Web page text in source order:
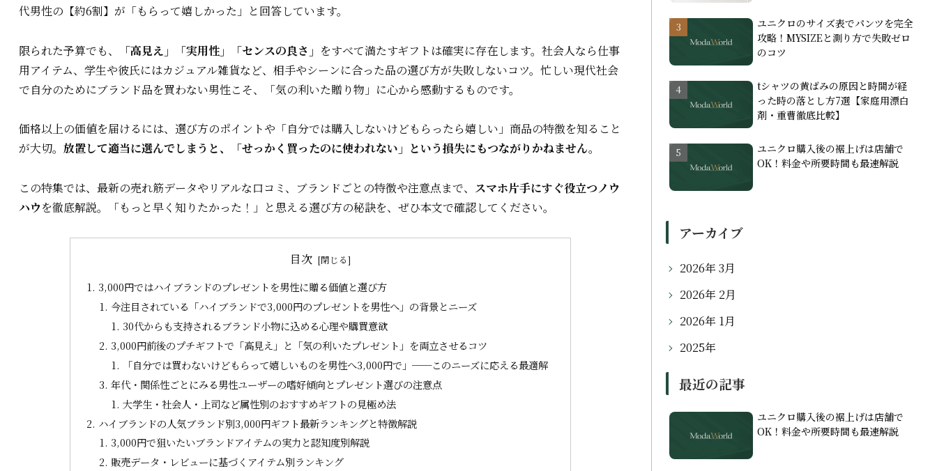
代男性の【約6割】が「もらって嬉しかった」と回答しています。
限られた予算でも、 「高見え」「実用性」「センスの良さ」 をすべて満たすギフトは確実に存在します。社会人なら仕事
用アイテム、学生や彼氏にはカジュアル雑貨など、相手やシーンに合った品の選び方が失敗しないコツ。忙しい現代社会
で自分のためにブランド品を買わない男性こそ、「気の利いた贈り物」に心から感動するものです。
価格以上の価値を届けるには、選び方のポイントや「自分では購入しないけどもらったら嬉しい」商品の特徴を知ること
が大切。 放置して適当に選んでしまうと、「せっかく買ったのに使われない」という損失にもつながりかねません。
この特集では、最新の売れ筋データやリアルな口コミ、ブランドごとの特徴や注意点まで、 スマホ片手にすぐ役立つノウ
ハウを徹底解説。「もっと早く知りたかった！」と思える選び方の秘訣を、ぜひ本文で確認してください。
目次
3,000円ではハイブランドのプレゼントを男性に贈る価値と選び方
今注目されている「ハイブランドで3,000円のプレゼントを男性へ」の背景とニーズ
30代からも支持されるブランド小物に込める心理や購買意欲
3,000円前後のプチギフトで「高見え」と「気の利いたプレゼント」を両立させるコツ
「自分では買わないけどもらって嬉しいものを男性へ3,000円で」──このニーズに応える最適解
年代・関係性ごとにみる男性ユーザーの嗜好傾向とプレゼント選びの注意点
大学生・社会人・上司など属性別のおすすめギフトの見極め法
ハイブランドの人気ブランド別3,000円ギフト最新ランキングと特徴解説
3,000円で狙いたいブランドアイテムの実力と認知度別解説
販売データ・レビューに基づくアイテム別ランキング
ユニクロのサイズ表でパンツを完全
攻略！MYSIZEと測り方で失敗ゼロ
のコツ
tシャツの黄ばみの原因と時間が経
った時の落とし方7選【家庭用漂白
剤・重曹徹底比較】
ユニクロ購入後の裾上げは店舗で
OK！料金や所要時間も最速解説
アーカイブ
2026年 3月
2026年 2月
2026年 1月
2025年
最近の記事
ユニクロ購入後の裾上げは店舗で
OK！料金や所要時間も最速解説